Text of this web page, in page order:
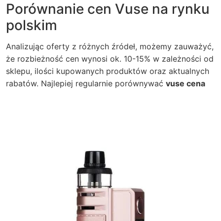
Porównanie cen Vuse na rynku
polskim
Analizując oferty z różnych źródeł, możemy zauważyć,
że rozbieżność cen wynosi ok. 10-15% w zależności od
sklepu, ilości kupowanych produktów oraz aktualnych
rabatów. Najlepiej regularnie porównywać vuse cena